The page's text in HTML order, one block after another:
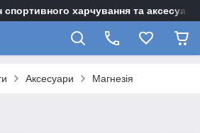
харчування та
Аксесуари Магнезія